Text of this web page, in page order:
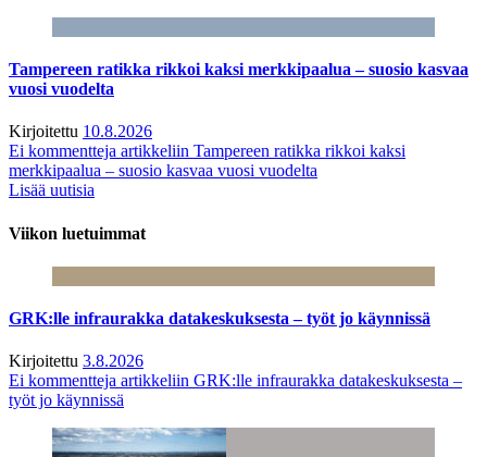
Tampereen ratikka rikkoi kaksi merkkipaalua – suosio kasvaa
vuosi vuodelta
Kirjoitettu 10.8.2026
Ei kommentteja artikkeliin Tampereen ratikka rikkoi kaksi
merkkipaalua – suosio kasvaa vuosi vuodelta
Lisää uutisia
Viikon luetuimmat
GRK:lle infraurakka datakeskuksesta – työt jo käynnissä
Kirjoitettu 3.8.2026
Ei kommentteja artikkeliin GRK:lle infraurakka datakeskuksesta –
työt jo käynnissä